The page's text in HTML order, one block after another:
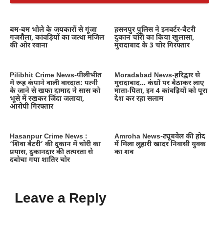
बम-बम भोले के जयकारों से गूंजा
गजरौला, कांवड़ियों का जत्था मंजिल
की ओर रवाना
हसनपुर पुलिस ने इनवर्टर-बैटरी
दुकान चोरी का किया खुलासा,
मुरादाबाद के 3 चोर गिरफ्तार
Pilibhit Crime News-पीलीभीत
में रूह कंपाने वाली वारदात: पत्नी
के जाने से खफा दामाद ने सास को
भूसे में रखकर जिंदा जलाया,
आरोपी गिरफ्तार
Moradabad News-हरिद्वार से
मुरादाबाद… कंधों पर बैठाकर लाए
माता-पिता, इन 4 कांवड़ियों को पूरा
देश कर रहा सलाम
Hasanpur Crime News :
‘शिवा बैटरी’ की दुकान में चोरी का
प्रयास, दुकानदार की तत्परता से
दबोचा गया शातिर चोर
Amroha News-ट्यूबवेल की होद
में मिला लुहारी खादर निवासी युवक
का शव
Leave a Reply